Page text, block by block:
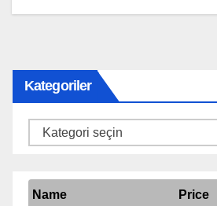
Kategoriler
Kategoriler
Name Price